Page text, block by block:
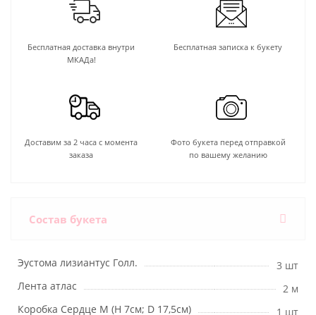
Бесплатная доставка внутри
МКАДа!
Бесплатная записка к букету
Доставим за 2 часа с момента
заказа
Фото букета перед отправкой
по вашему желанию
Состав букета
Эустома лизиантус Голл.
3 шт
Лента атлас
2 м
Коробка Сердце M (H 7см; D 17,5см)
1 шт